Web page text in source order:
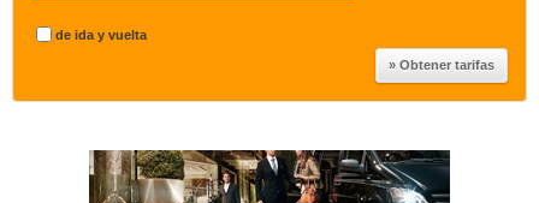
de ida y vuelta